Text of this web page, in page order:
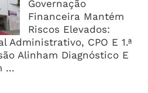
Governação
Financeira Mantém
Riscos Elevados:
Administrativo, CPO E 1.ª
Alinham Diagnóstico E
...
Desenvolvimento Pode
Capital, Mas Governação
Resultado